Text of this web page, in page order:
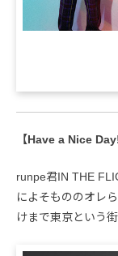
【Have a Nice
runpe君IN THE
によそもののオレ
けまで東京という